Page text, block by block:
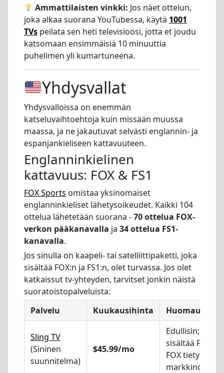
Ammattilaisten vinkki: Jos näet ottelun,
joka alkaa suorana YouTubessa, käytä 1001
TVs peilata sen heti televisioosi, jotta et joudu
katsomaan ensimmäisiä 10 minuuttia
puhelimen yli kumartuneena.
Yhdysvallat
Yhdysvalloissa on enemmän
katseluvaihtoehtoja kuin missään muussa
maassa, ja ne jakautuvat selvästi englannin- ja
espanjankieliseen kattavuuteen.
Englanninkielinen
kattavuus: FOX & FS1
FOX Sports omistaa yksinomaiset
englanninkieliset lähetysoikeudet. Kaikki 104
ottelua lähetetään suorana -70 ottelua FOX-
verkon pääkanavalla ja 34 ottelua FS1-
kanavalla.
Jos sinulla on kaapeli- tai satelliittipaketti, joka
sisältää FOX:n ja FS1:n, olet turvassa. Jos olet
katkaissut tv-yhteyden, tarvitset jonkin näistä
suoratoistopalveluista:
Palvelu
Kuukausihinta
Sling TV
(Sininen
suunnitelma)
$45.99/mo
Edullisin;
sisältää FS1,
FOX tietyillä
markkinoilla